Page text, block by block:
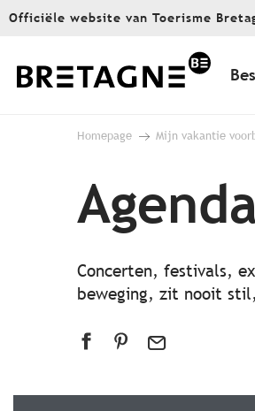
Aller
principal
Officiële website van Toerisme
Homepage Mijn vakantie
Concerten, festivals,
beweging, zit nooit